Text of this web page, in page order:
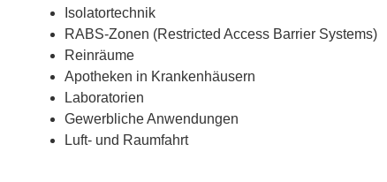
Isolatortechnik
RABS-Zonen (Restricted Access Barrier Systems)
Reinräume
Apotheken in Krankenhäusern
Laboratorien
Gewerbliche Anwendungen
Luft- und Raumfahrt